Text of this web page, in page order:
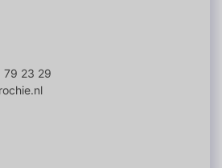
79 23 29